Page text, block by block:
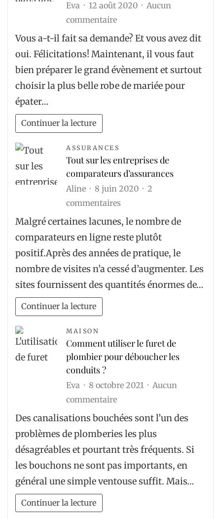
Eva 12 août 2020
Aucun
commentairesur
Quelques
vous
aider
bonne
robe
de
mariée
Vous a-t-il fait sa demande? Et vous avez dit
oui. Félicitations! Maintenant, il vous faut
bien préparer le grand évènement et surtout
choisir la plus belle robe de mariée pour
épater…
Continuer la lecture
ASSURANCES
Tout sur les entreprises de
comparateurs d’assurances
Aline 8 juin 2020
2
commentairessur
Tout
entreprises
de
comparateurs
Malgré certaines lacunes, le nombre de
comparateurs en ligne reste plutôt
positif.Après des années de pratique, le
nombre de visites n’a cessé d’augmenter. Les
sites fournissent des quantités énormes de…
Continuer la lecture
MAISON
Comment utiliser le furet de
plombier pour déboucher les
conduits ?
Eva 8 octobre 2021
Aucun
commentairesur
Comment
utiliser
furet
de
plombier
Des canalisations bouchées sont l’un des
problèmes de plomberies les plus
désagréables et pourtant très fréquents. Si
les bouchons ne sont pas importants, en
général une simple ventouse suffit. Mais…
Continuer la lecture